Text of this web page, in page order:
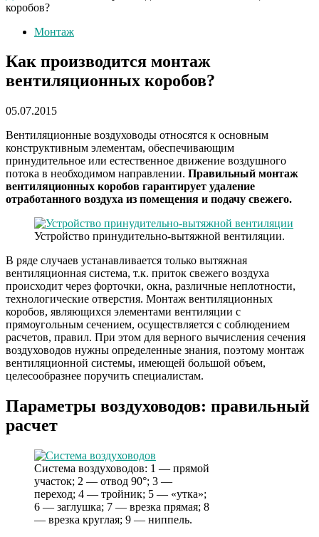
коробов?
Монтаж
Как производится монтаж
вентиляционных коробов?
05.07.2015
Вентиляционные воздуховоды относятся к основным
конструктивным элементам, обеспечивающим
принудительное или естественное движение воздушного
потока в необходимом направлении. Правильный монтаж
вентиляционных коробов гарантирует удаление
отработанного воздуха из помещения и подачу свежего.
Устройство принудительно-вытяжной вентиляции.
В ряде случаев устанавливается только вытяжная
вентиляционная система, т.к. приток свежего воздуха
происходит через форточки, окна, различные неплотности,
технологические отверстия. Монтаж вентиляционных
коробов, являющихся элементами вентиляции с
прямоугольным сечением, осуществляется с соблюдением
расчетов, правил. При этом для верного вычисления сечения
воздуховодов нужны определенные знания, поэтому монтаж
вентиляционной системы, имеющей большой объем,
целесообразнее поручить специалистам.
Параметры воздуховодов: правильный
расчет
Система воздуховодов: 1 — прямой
участок; 2 — отвод 90°; 3 —
переход; 4 — тройник; 5 — «утка»;
6 — заглушка; 7 — врезка прямая; 8
— врезка круглая; 9 — ниппель.